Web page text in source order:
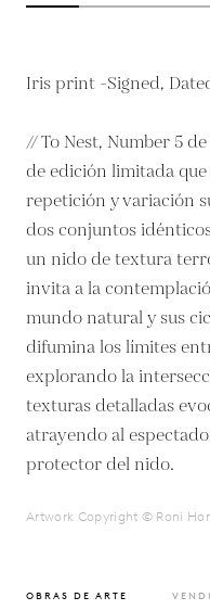
Iris print -Signed,
// To Nest, Number 5
de edición limitada
repetición y variación
dos conjuntos
un nido de textura
invita a la
mundo natural y sus
difumina los límites
explorando la
texturas detalladas
atrayendo al
protector del nido.
Artwork Copyright © Roni
OBRAS DE ARTE